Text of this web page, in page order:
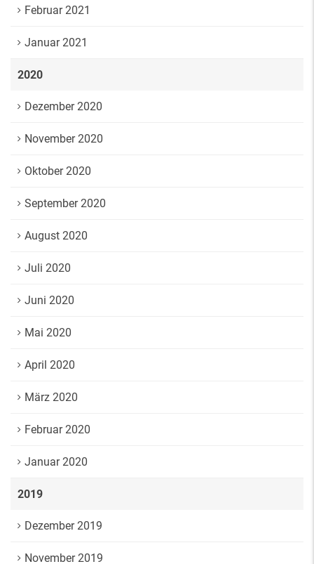
Februar 2021
Januar 2021
2020
Dezember 2020
November 2020
Oktober 2020
September 2020
August 2020
Juli 2020
Juni 2020
Mai 2020
April 2020
März 2020
Februar 2020
Januar 2020
2019
Dezember 2019
November 2019